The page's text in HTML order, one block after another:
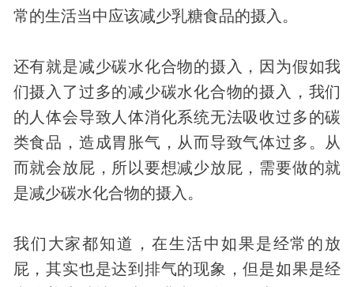
常的生活当中应该减少乳糖食品的摄入。
还有就是减少碳水化合物的摄入，因为假如我
们摄入了过多的减少碳水化合物的摄入，我们
的人体会导致人体消化系统无法吸收过多的碳
类食品，造成胃胀气，从而导致气体过多。从
而就会放屁，所以要想减少放屁，需要做的就
是减少碳水化合物的摄入。
我们大家都知道，在生活中如果是经常的放
屁，其实也是达到排气的现象，但是如果是经